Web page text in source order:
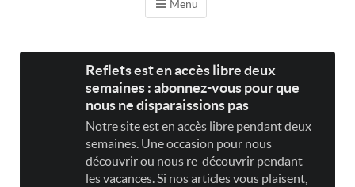
Menu
Reflets est en accès libre deux
semaines : abonnez-vous pour que
nous ne disparaissions pas
Notre site est en accès libre pendant deux
semaines. Une occasion pour nous
découvrir ou nous re-découvrir pendant
les vacances. Si nos articles vous plaisent,